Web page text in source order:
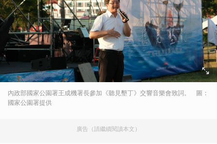
內政部國家公園署王成機署長參加《聽見墾丁》交響音樂會致詞。 圖：
國家公園署提供
廣告（請繼續閱讀本文）